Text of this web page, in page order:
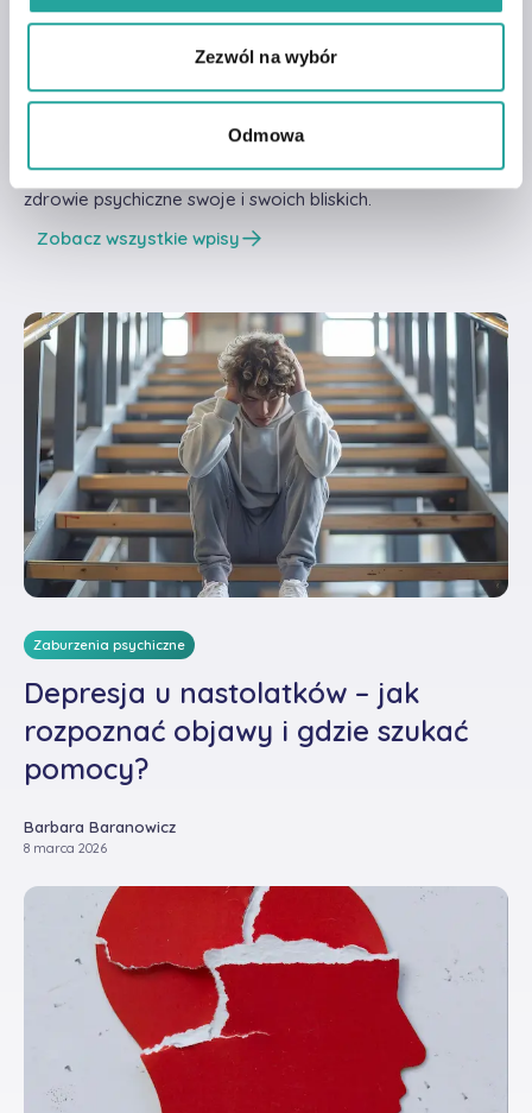
Zezwól na wybór
Odmowa
Przeczytaj pozostałe
wpisy z naszejbazy
wiedzy!
Dowiedz się, w jaki sposób na co dzień możesz wspierać
zdrowie psychiczne swoje i swoich bliskich.
Zobacz wszystkie wpisy
Zaburzenia psychiczne
Depresja u nastolatków – jak
rozpoznać objawy i gdzie szukać
pomocy?
Barbara Baranowicz
8 marca 2026